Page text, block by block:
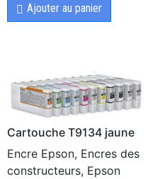
Ajouter au panier
Cartouche T9134 jaune
Encre Epson, Encres des
constructeurs, Epson